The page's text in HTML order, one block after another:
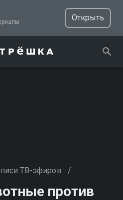
и сериалы
Открыть
ТВ-эфиров /
против